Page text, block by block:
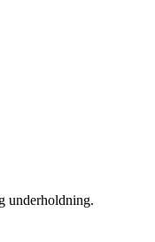
underholdning.